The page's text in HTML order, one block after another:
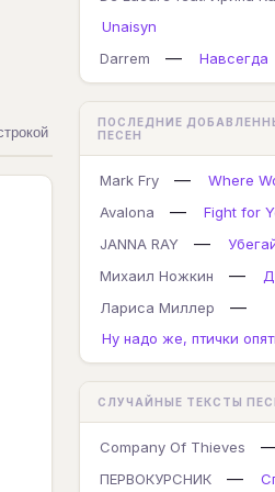
Unaisyn
Darrem
— Навсегда
ПОСЛЕДНИЕ
ПЕСЕН
Mark Fry —
Where
Avalona
—
Fight for
JANNA RAY
—
Михаил Ножкин
—
Лариса Миллер
—
Ну надо же, птички
СЛУЧАЙНЫЕ ТЕКСТЫ
Company Of Thieves
ПЕРВОКУРСНИК
—